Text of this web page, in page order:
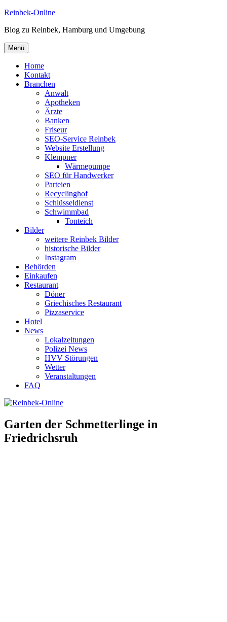
Zum
springen
Reinbek-Online
Blog zu Reinbek, Hamburg und Umgebung
Menü
Home
Kontakt
Branchen
Anwalt
Apotheken
Ärzte
Banken
Friseur
SEO-Service Reinbek
Website Erstellung
Klempner
Wärmepumpe
SEO für Handwerker
Parteien
Recyclinghof
Schlüsseldienst
Schwimmbad
Tonteich
Bilder
weitere Reinbek Bilder
historische Bilder
Instagram
Behörden
Einkaufen
Restaurant
Döner
Griechisches Restaurant
Pizzaservice
Hotel
News
Lokalzeitungen
Polizei News
HVV Störungen
Wetter
Veranstaltungen
FAQ
Garten der Schmetterlinge in
Friedrichsruh